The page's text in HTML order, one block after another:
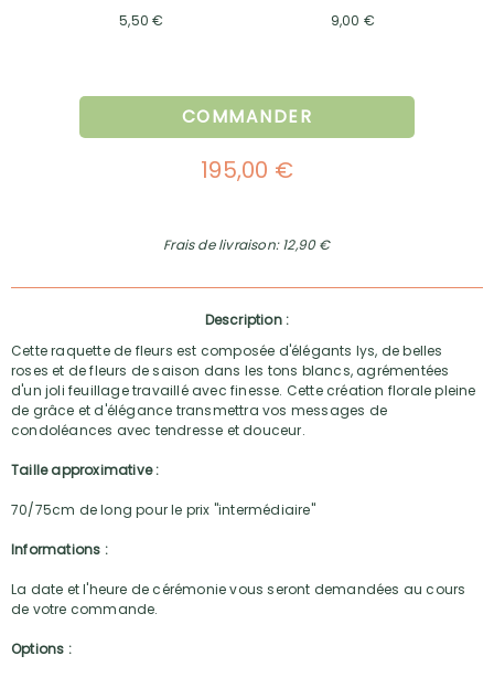
5,50 €
9,00 €
COMMANDER
195,00 €
Frais de livraison: 12,90 €
Description :
Cette raquette de fleurs est composée d'élégants lys, de belles
roses et de fleurs de saison dans les tons blancs, agrémentées
d'un joli feuillage travaillé avec finesse. Cette création florale pleine
de grâce et d'élégance transmettra vos messages de
condoléances avec tendresse et douceur.
Taille approximative :
70/75cm de long pour le prix "intermédiaire"
Informations :
La date et l'heure de cérémonie vous seront demandées au cours
de votre commande.
Options :